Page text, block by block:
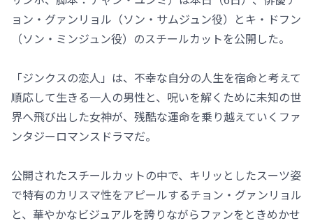
ョン・グァンリョル（ソン・サムジュン役）とキ・ドフン
（ソン・ミンジュン役）のスチールカットを公開した。
「ジンクスの恋人」は、不幸な自分の人生を宿命と考えて
順応して生きる一人の男性と、呪いを解くために未知の世
界へ飛び出した女神が、残酷な運命を乗り越えていくファ
ンタジーロマンスドラマだ。
公開されたスチールカットの中で、キリッとしたスーツ姿
で特有のカリスマ性をアピールするチョン・グァンリョル
と、華やかなビジュアルを誇りながらファンをときめかせ